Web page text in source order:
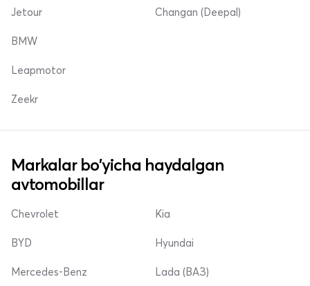
Jetour Changan (Deepal)
BMW
Leapmotor
Zeekr
Markalar bo'yicha haydalgan
avtomobillar
Chevrolet
BYD
Mercedes-Benz
Kia
Hyundai
Lada (ВАЗ)